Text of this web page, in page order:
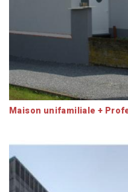
Maison unifamiliale +